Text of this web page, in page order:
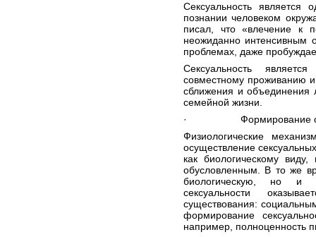
Сексуальность
познании человеком
писал, что «влечение к
неожиданно интенсивным
проблемах, даже
Сексуальность
совместному проживанию
сближения и объединения
семейной жизни
· Формирование
Физиологические
осуществление
как биологическому виду,
обусловленным. В то же
биологическую, но и
сексуальности
существования:
формирование
например, полноценность